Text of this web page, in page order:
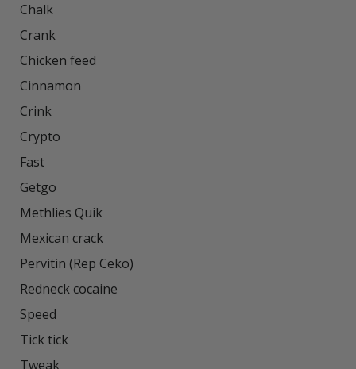
Chalk
Crank
Chicken feed
Cinnamon
Crink
Crypto
Fast
Getgo
Methlies Quik
Mexican crack
Pervitin (Rep Ceko)
Redneck cocaine
Speed
Tick tick
Tweak